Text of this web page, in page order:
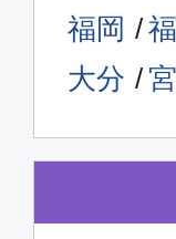
福岡
大分